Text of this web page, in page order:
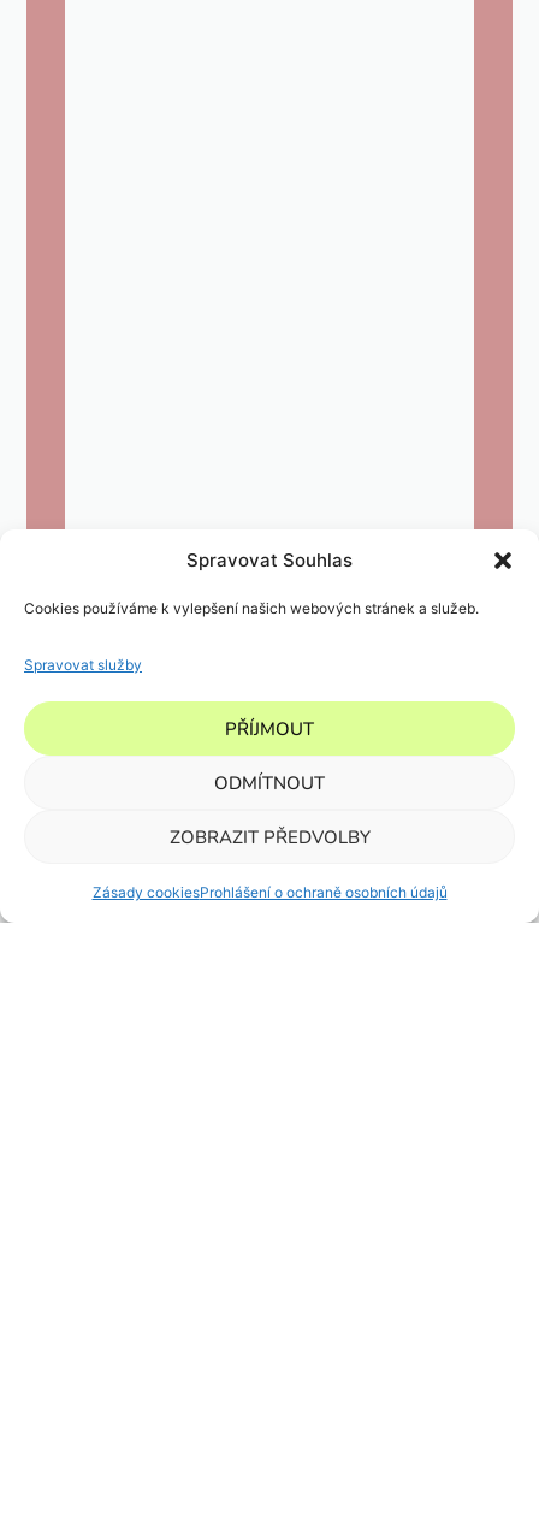
Spravovat Souhlas
Cookies používáme k vylepšení našich webových stránek a služeb.
Spravovat služby
PŘÍJMOUT
ODMÍTNOUT
ZOBRAZIT PŘEDVOLBY
Zásady cookiesProhlášení o ochraně osobních údajů